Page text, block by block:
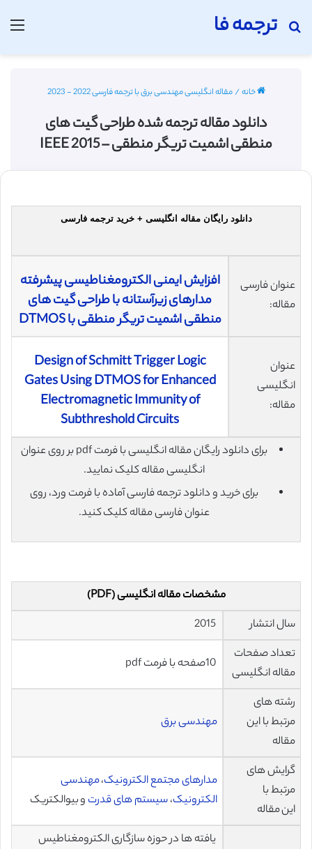
ترجمه فا
جستجو برای
خانه/مقاله انگلیسی مهندسی برق با ترجمه فارسی 2022 - 2023
دانلود مقاله ترجمه شده طراحی گیت های
منطقی اشمیت تریگر منطقی – IEEE 2015
دانلود رایگان مقاله انگلیسی + خرید ترجمه فارسی
عنوان فارسی
مقاله:
افزایش ایمنی الکترومغناطیسی پیشرفته
مدارهای زیرآستانه با طراحی گیت های
منطقی اشمیت تریگر منطقی با DTMOS
عنوان
انگلیسی
مقاله:
Design of Schmitt Trigger Logic
Gates Using DTMOS for Enhanced
Electromagnetic Immunity of
Subthreshold Circuits
برای دانلود رایگان مقاله انگلیسی با فرمت pdf بر روی عنوان
انگلیسی مقاله کلیک نمایید.
برای خرید و دانلود ترجمه فارسی آماده با فرمت ورد، روی
عنوان فارسی مقاله کلیک کنید.
مشخصات مقاله انگلیسی (PDF)
سال انتشار
تعداد صفحات
مقاله انگلیسی
رشته های
مرتبط با این
مقاله
مهندسی برق
گرایش های
مرتبط با
این مقاله
مدارهای مجتمع الکترونیک،مهندسی
الکترونیک،سیستم های قدرت و بیوالکتریک
یافته ها در حوزه سازگاری الکترومغناطیس